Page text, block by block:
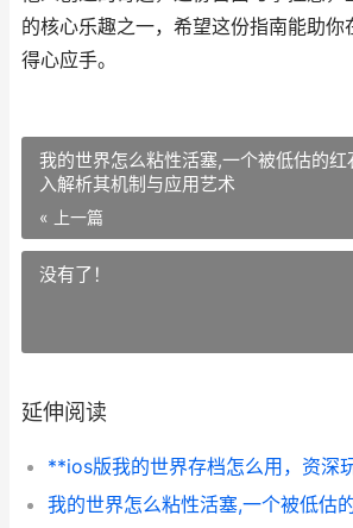
的核心乐趣之一，希望这份指南能助你
得心应手。
我的世界怎么粘性活塞,一个被低估的
入解析其机制与应用艺术
« 上一篇
没有了！
延伸阅读